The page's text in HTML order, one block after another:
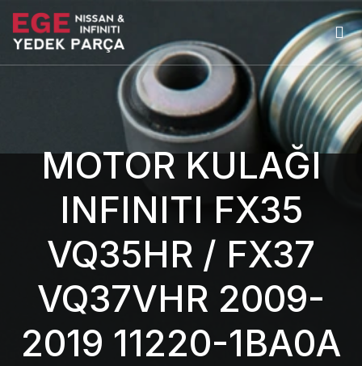
MOTOR KULAĞI
INFINITI FX35
VQ35HR / FX37
VQ37VHR 2009-
2019 11220-1BA0A